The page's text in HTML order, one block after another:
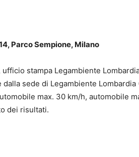
Parco Sempione, Milano
stampa Legambiente
sede di Legambiente Lombardia
max. 30 km/h, automobile
dei risultati.